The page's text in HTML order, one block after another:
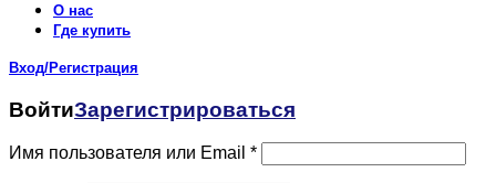
О нас
Где купить
Вход/Регистрация
ВойтиЗарегистрироваться
Имя пользователя или Email *